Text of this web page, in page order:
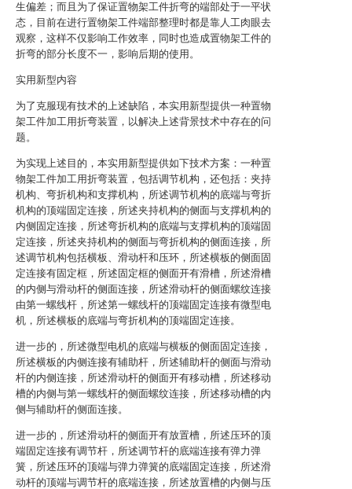
生偏差；而且为了保证置物架工件折弯的端部处于一平状
态，目前在进行置物架工件端部整理时都是靠人工肉眼去
观察，这样不仅影响工作效率，同时也造成置物架工件的
折弯的部分长度不一，影响后期的使用。
实用新型内容
为了克服现有技术的上述缺陷，本实用新型提供一种置物
架工件加工用折弯装置，以解决上述背景技术中存在的问
题。
为实现上述目的，本实用新型提供如下技术方案：一种置
物架工件加工用折弯装置，包括调节机构，还包括：夹持
机构、弯折机构和支撑机构，所述调节机构的底端与弯折
机构的顶端固定连接，所述夹持机构的侧面与支撑机构的
内侧固定连接，所述弯折机构的底端与支撑机构的顶端固
定连接，所述夹持机构的侧面与弯折机构的侧面连接，所
述调节机构包括横板、滑动杆和压环，所述横板的侧面固
定连接有固定框，所述固定框的侧面开有滑槽，所述滑槽
的内侧与滑动杆的侧面连接，所述滑动杆的侧面螺纹连接
由第一螺线杆，所述第一螺线杆的顶端固定连接有微型电
机，所述横板的底端与弯折机构的顶端固定连接。
进一步的，所述微型电机的底端与横板的侧面固定连接，
所述横板的内侧连接有辅助杆，所述辅助杆的侧面与滑动
杆的内侧连接，所述滑动杆的侧面开有移动槽，所述移动
槽的内侧与第一螺线杆的侧面螺纹连接，所述移动槽的内
侧与辅助杆的侧面连接。
进一步的，所述滑动杆的侧面开有放置槽，所述压环的顶
端固定连接有调节杆，所述调节杆的底端连接有弹力弹
簧，所述压环的顶端与弹力弹簧的底端固定连接，所述滑
动杆的顶端与调节杆的底端连接，所述放置槽的内侧与压